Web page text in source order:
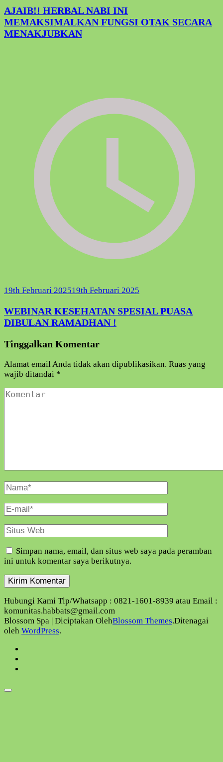
AJAIB!! HERBAL NABI INI
MEMAKSIMALKAN FUNGSI OTAK SECARA
MENAKJUBKAN
19th Februari 202519th Februari 2025
WEBINAR KESEHATAN SPESIAL PUASA
DIBULAN RAMADHAN !
Tinggalkan Komentar
Alamat email Anda tidak akan dipublikasikan. Ruas yang
wajib ditandai *
Komentar
Nama
Lengkap
E-
Mail
Situs
Web
Simpan nama, email, dan situs web saya pada peramban
ini untuk komentar saya berikutnya.
Hubungi Kami Tlp/Whatsapp : 0821-1601-8939 atau Email :
komunitas.habbats@gmail.com
Blossom Spa | Diciptakan OlehBlossom Themes.Ditenagai
oleh WordPress.